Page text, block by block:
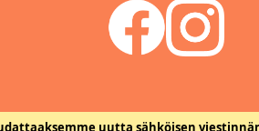
uutta sähköisen